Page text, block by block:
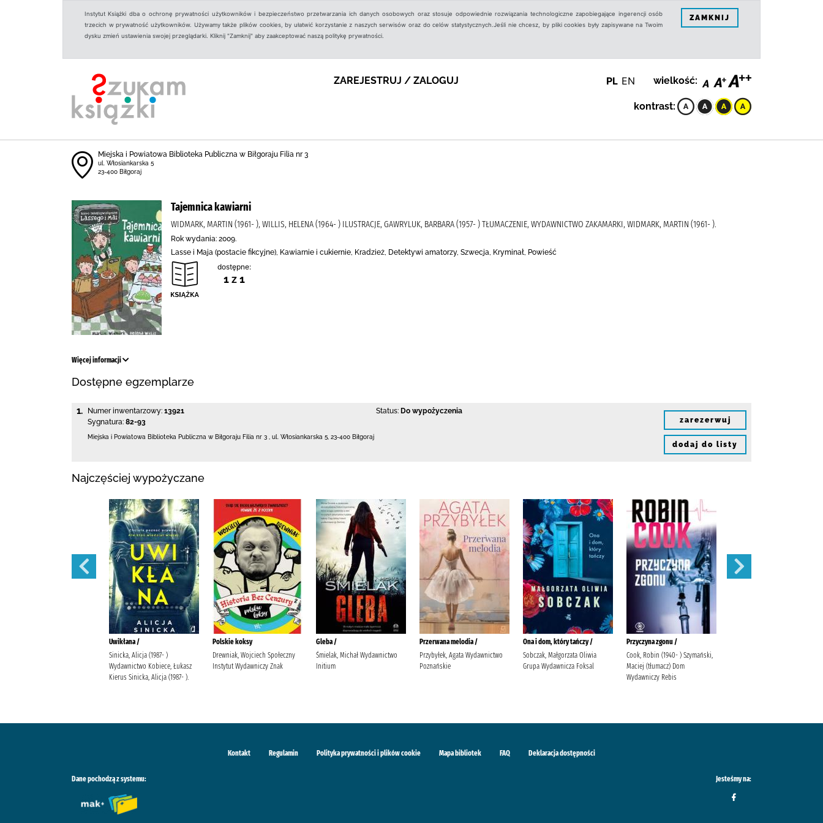
Instytut Książki dba o ochronę prywatności użytkowników i bezpieczeństwo przetwarzania ich danych osobowych oraz stosuje odpowiednie rozwiązania technologiczne zapobiegające ingerencji osób
trzecich w prywatność użytkowników. Używamy także plików cookies, by ułatwić korzystanie z naszych serwisów oraz do celów statystycznych.Jeśli nie chcesz, by pliki cookies były zapisywane na Twoim
dysku zmień ustawienia swojej przeglądarki. Kliknij "Zamknij" aby zaakceptować naszą politykę prywatności.
ZAMKNIJ
ZAREJESTRUJ / ZALOGUJ PL EN wielkość:
kontrast:
Miejska i Powiatowa Biblioteka Publiczna w Biłgoraju Filia nr 3
ul. Włosiankarska 5
23-400 Biłgoraj
Tajemnica kawiarni
WIDMARK, MARTIN (1961- ), WILLIS, HELENA (1964- ) ILUSTRACJE, GAWRYLUK, BARBARA (1957- ) TŁUMACZENIE, WYDAWNICTWO ZAKAMARKI, WIDMARK, MARTIN (1961- ).
Rok wydania: 2009.
Lasse i Maja (postacie fikcyjne), Kawiarnie i cukiernie, Kradzież, Detektywi amatorzy, Szwecja, Kryminał, Powieść
dostępne:
1 z 1
Więcej informacji
Dostępne egzemplarze
1. Numer inwentarzowy: 13921
Sygnatura: 82-93
Status: Do wypożyczenia
Miejska i Powiatowa Biblioteka Publiczna w Biłgoraju Filia nr 3 ul. Włosiankarska 5 23-400 Biłgoraj
zarezerwuj
dodaj do listy
Najczęściej wypożyczane
Uwikłana /
Sinicka, Alicja (1987- )
Wydawnictwo Kobiece, Łukasz
Kierus Sinicka, Alicja (1987- ).
Polskie koksy
Drewniak, Wojciech Społeczny
Instytut Wydawniczy Znak
Gleba /
Śmielak, Michał Wydawnictwo
Initium
Przerwana melodia /
Przybyłek, Agata Wydawnictwo
Poznańskie
Ona i dom, który tańczy /
Sobczak, Małgorzata Oliwia
Grupa Wydawnicza Foksal
Przyczyna zgonu /
Cook, Robin (1940- ) Szymański,
Maciej (tłumacz) Dom
Wydawniczy Rebis
Kontakt Regulamin Polityka prywatności i plików cookie Mapa bibliotek FAQ Deklaracja dostępności
Dane pochodzą z systemu: Jesteśmy na: